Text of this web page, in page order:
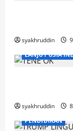
syakhruddin
LANJUT USIA
syakhruddin
PENDIDIKAN